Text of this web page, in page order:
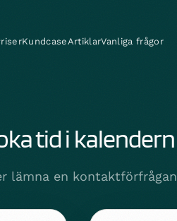
Kundcase ArtiklarVanliga frågor
tid i kalendern
lämna en kontaktförfrågan